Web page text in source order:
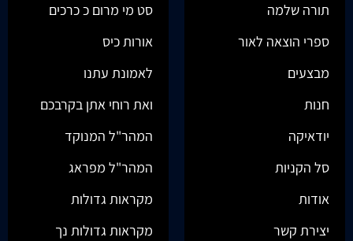
תורה שלמה
ספרי הוצאה לאור
מבצעים
חנות
יודאיקה
סל הקניות
אודות
יצירת קשר
סט מי מרום כ כרכים
אורות כיס
לאמונת עתנו
ואת רוחי אתן בקרבכם
המהר"ל המנוקד
המהר"ל מפראג
מקראות גדולות
מקראות גדולות נך